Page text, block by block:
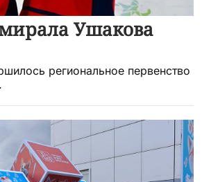
Ушакова
региональное первенство